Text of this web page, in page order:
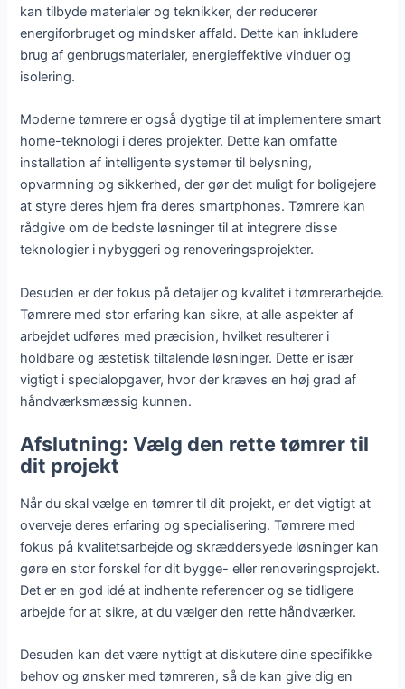
kan tilbyde materialer og teknikker, der reducerer
energiforbruget og mindsker affald. Dette kan inkludere
brug af genbrugsmaterialer, energieffektive vinduer og
isolering.
Moderne tømrere er også dygtige til at implementere smart
home-teknologi i deres projekter. Dette kan omfatte
installation af intelligente systemer til belysning,
opvarmning og sikkerhed, der gør det muligt for boligejere
at styre deres hjem fra deres smartphones. Tømrere kan
rådgive om de bedste løsninger til at integrere disse
teknologier i nybyggeri og renoveringsprojekter.
Desuden er der fokus på detaljer og kvalitet i tømrerarbejde.
Tømrere med stor erfaring kan sikre, at alle aspekter af
arbejdet udføres med præcision, hvilket resulterer i
holdbare og æstetisk tiltalende løsninger. Dette er især
vigtigt i specialopgaver, hvor der kræves en høj grad af
håndværksmæssig kunnen.
Afslutning: Vælg den rette tømrer til
dit projekt
Når du skal vælge en tømrer til dit projekt, er det vigtigt at
overveje deres erfaring og specialisering. Tømrere med
fokus på kvalitetsarbejde og skræddersyede løsninger kan
gøre en stor forskel for dit bygge- eller renoveringsprojekt.
Det er en god idé at indhente referencer og se tidligere
arbejde for at sikre, at du vælger den rette håndværker.
Desuden kan det være nyttigt at diskutere dine specifikke
behov og ønsker med tømreren, så de kan give dig en